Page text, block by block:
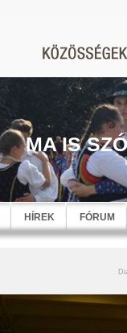
MA IS
HÍREK FÓRUM